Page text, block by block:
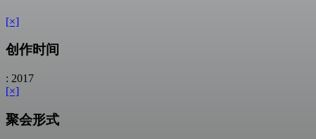
[×]
创作时间
: 2017
[×]
聚会形式